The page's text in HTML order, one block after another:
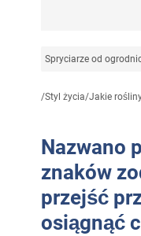
Spryciarze od
/Styl życia/Jakie
Nazwano
znaków
przejść
osiągnąć